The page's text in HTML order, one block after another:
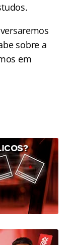
sobre a
em